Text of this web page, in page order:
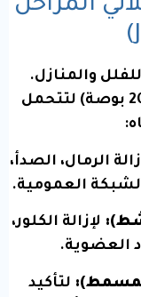
المراحل
والمنازل.
يتكون من 3 شمعات بحجم كبير (20 بوصة) لتتحمل
الرمال، الصدأ،
الشبكة العمومية.
لإزالة الكلور،
العضوية.
المسمط): لتأكيد